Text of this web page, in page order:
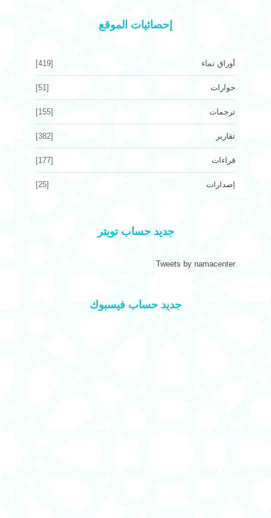
إحصائيات الموقع
أوراق نماء [419]
حوارات [51]
ترجمات [155]
تقارير [382]
قراءات [177]
إصدارات [25]
جديد حساب تويتر
Tweets by namacenter
جديد حساب فيسبوك